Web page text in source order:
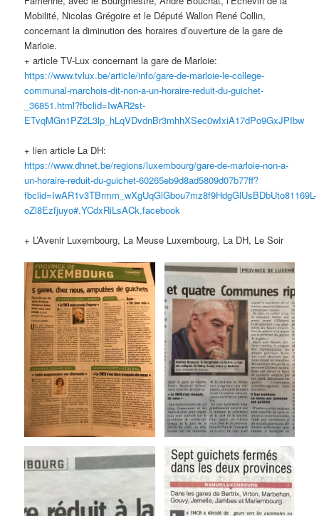
Mobilité, Nicolas Grégoire et le Député Wallon René Collin,
concernant la diminution des horaires d’ouverture de la gare de
Marloie.
+ article TV-Lux concernant la gare de Marloie:
https://www.tvlux.be/article/info/gare-de-marloie-le-college-
communal-marchois-dit-non-a-un-horaire-reduit-du-guichet-
_36851.html?fbclid=IwAR2st-
ETvqMGn1PZ2L3lp_hLqVDvdnBr3mhhXSec0wIxiA17dPo9GxJPIbw
+ lien article La DH:
https://www.dhnet.be/regions/luxembourg/gare-de-marloie-non-a-
un-horaire-reduit-du-guichet-60265eb9d8ad5809d07b77ff?
fbclid=IwAR1v3TBrmm_wXgUqGlGbou7mz8f9HdgGlUsBDbUto81169L-
oZl8Ezfjuyo#.YCdxRiLsACk.facebook
+ L’Avenir Luxembourg, La Meuse Luxembourg, La DH, Le Soir